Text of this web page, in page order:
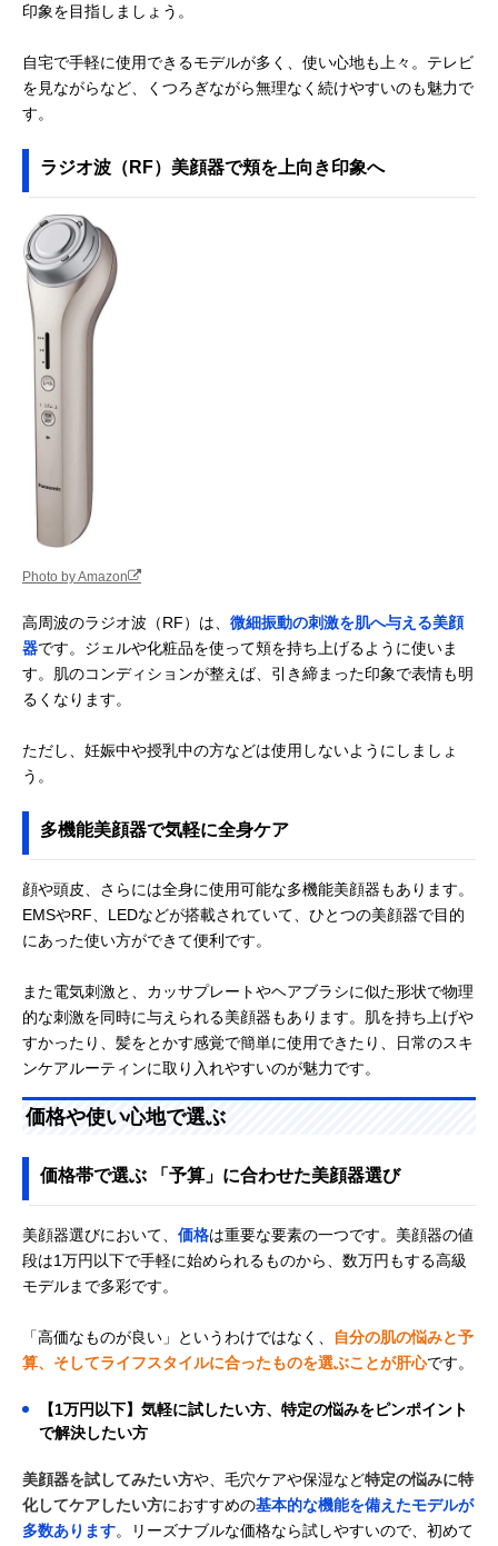
印象を目指しましょう。
自宅で手軽に使用できるモデルが多く、使い心地も上々。テレビ
を見ながらなど、くつろぎながら無理なく続けやすいのも魅力で
す。
ラジオ波（RF）美顔器で頬を上向き印象へ
Photo by Amazon
高周波のラジオ波（RF）は、 微細振動の刺激を肌へ与える美顔
器です。ジェルや化粧品を使って頬を持ち上げるように使いま
す。肌のコンディションが整えば、引き締まった印象で表情も明
るくなります。
ただし、妊娠中や授乳中の方などは使用しないようにしましょ
う。
多機能美顔器で気軽に全身ケア
顔や頭皮、さらには全身に使用可能な多機能美顔器もあります。
EMSやRF、LEDなどが搭載されていて、ひとつの美顔器で目的
にあった使い方ができて便利です。
また電気刺激と、カッサプレートやヘアブラシに似た形状で物理
的な刺激を同時に与えられる美顔器もあります。肌を持ち上げや
すかったり、髪をとかす感覚で簡単に使用できたり、日常のスキ
ンケアルーティンに取り入れやすいのが魅力です。
価格や使い心地で選ぶ
価格帯で選ぶ 「予算」に合わせた美顔器選び
美顔器選びにおいて、 価格は重要な要素の一つです。美顔器の値
段は1万円以下で手軽に始められるものから、数万円もする高級
モデルまで多彩です。
「高価なものが良い」というわけではなく、
自分の肌の悩みと予
算、そしてライフスタイルに合ったものを選ぶことが肝心です。
【1万円以下】気軽に試したい方、特定の悩みをピンポイント
で解決したい方
美顔器を試してみたい方や、毛穴ケアや保湿など特定の悩みに特
化してケアしたい方におすすめの基本的な機能を備えたモデルが
多数あります。リーズナブルな価格なら試しやすいので、初めて